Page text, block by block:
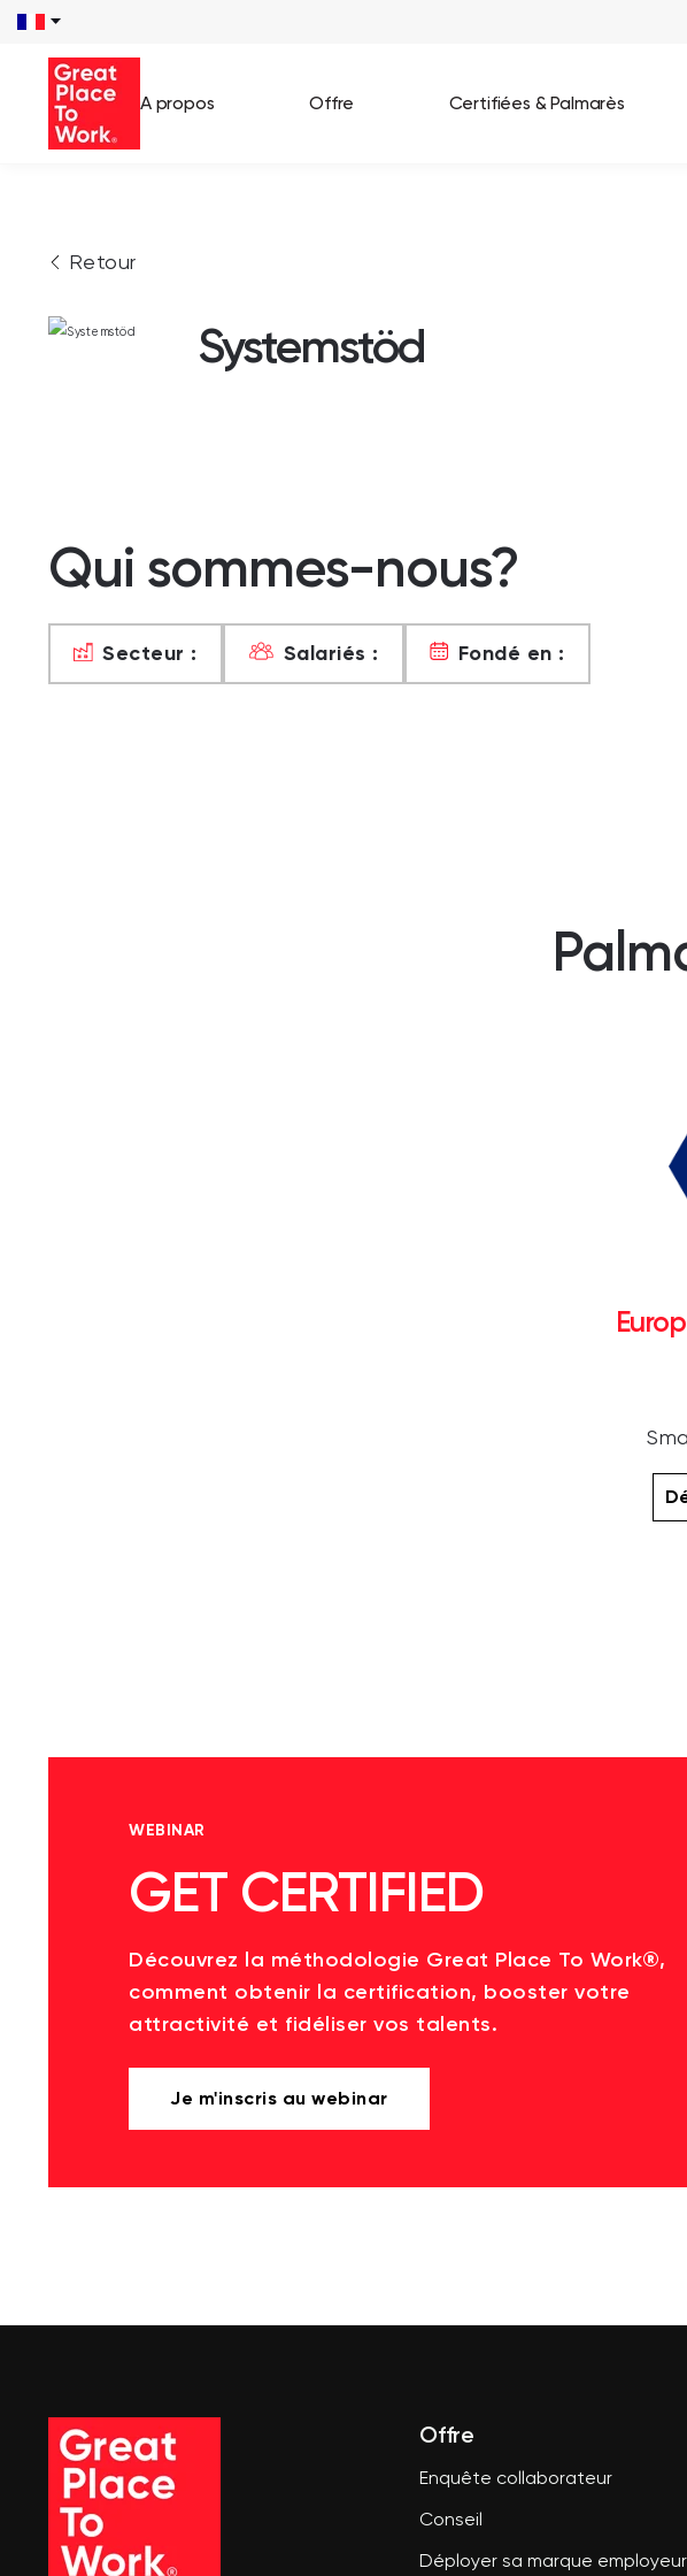
A propos Offre Certifiées & Palmarès
Retour
Systemstöd
Qui sommes-nous?
Secteur : Salariés : Fondé en :
WEBINAR
GET CERTIFIED
Découvrez la méthodologie Great Place To Work®,
comment obtenir la certification, booster votre
attractivité et fidéliser vos talents.
Je m'inscris au webinar
Offre
Enquête collaborateur
Conseil
Déployer sa marque employeur